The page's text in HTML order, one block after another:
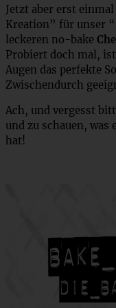
Jetzt aber erst
Kreation” für unser
leckeren no-bake
Probiert doch mal,
Augen das perfekte
Zwischendurch
Ach, und vergesst
und zu schauen, was
hat!